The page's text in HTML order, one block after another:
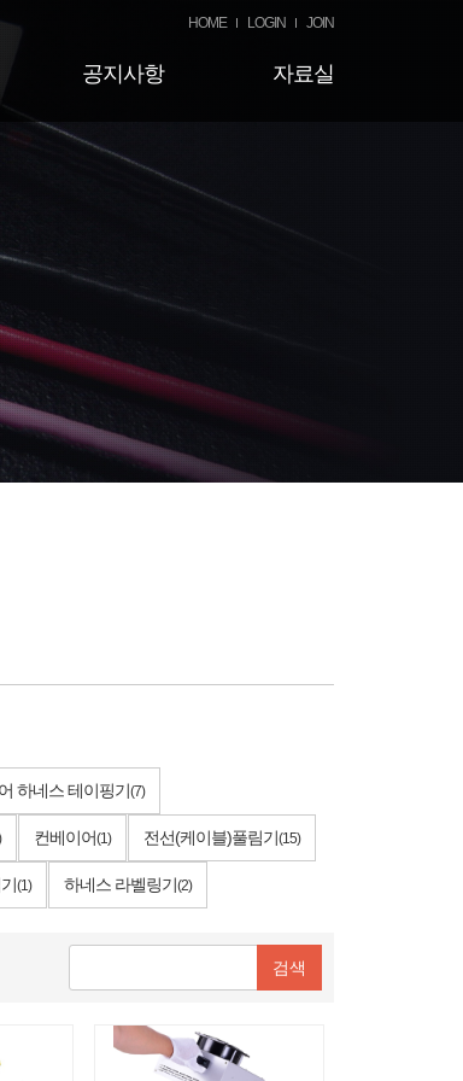
HOME LOGIN JOIN
공지사항 자료실
하네스 테이핑기(7)
컨베이어(1) 전선(케이블)풀림기(15)
(1) 하네스 라벨링기(2)
검색